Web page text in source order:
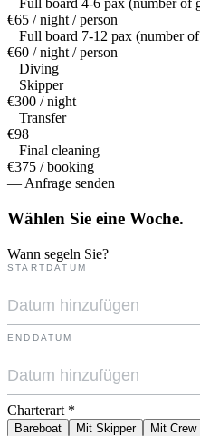
Full board 4-6 pax (number of
€65 / night / person
Full board 7-12 pax (number
€60 / night / person
Diving
Skipper
€300 / night
Transfer
€98
Final cleaning
€375 / booking
— Anfrage senden
Wählen Sie eine Woche.
Wann segeln Sie?
STARTDATUM
ENDDATUM
Charterart *
Bareboat Mit Skipper
Mit Crew